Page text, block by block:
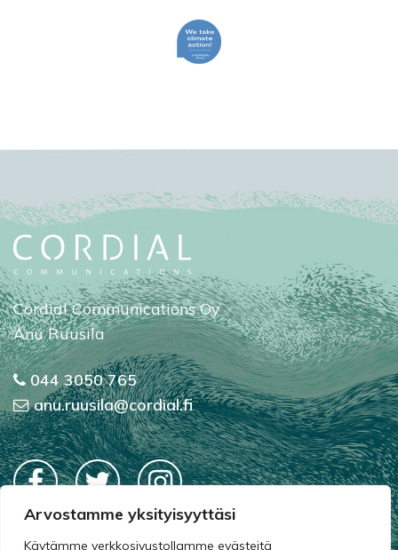
Arvostamme yksityisyyttäsi
Käytämme verkkosivustollamme evästeitä
Cordial Communications Oy
Anu Ruusila
044 3050 765
anu.ruusila@cordial.fi
Tietosuojaseloste